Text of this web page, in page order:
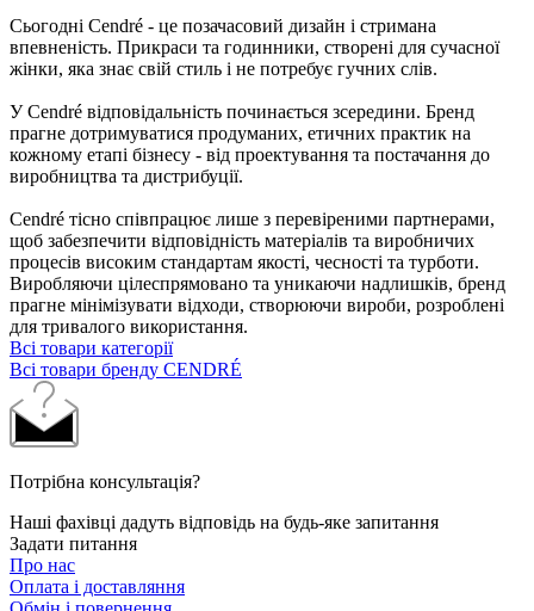
Сьогодні Cendré - це позачасовий дизайн і стримана
впевненість. Прикраси та годинники, створені для сучасної
жінки, яка знає свій стиль і не потребує гучних слів.
У Cendré відповідальність починається зсередини. Бренд
прагне дотримуватися продуманих, етичних практик на
кожному етапі бізнесу - від проектування та постачання до
виробництва та дистрибуції.
Cendré тісно співпрацює лише з перевіреними партнерами,
щоб забезпечити відповідність матеріалів та виробничих
процесів високим стандартам якості, чесності та турботи.
Виробляючи цілеспрямовано та уникаючи надлишків, бренд
прагне мінімізувати відходи, створюючи вироби, розроблені
для тривалого використання.
Всі товари категорії
Всі товари бренду CENDRÉ
Потрібна консультація?
Наші фахівці дадуть відповідь на будь-яке запитання
Задати питання
Про нас
Оплата і доставляння